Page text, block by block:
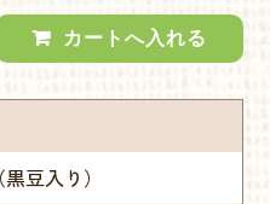
豆入り）